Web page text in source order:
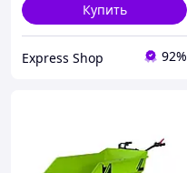
Купить
Express Shop 92%